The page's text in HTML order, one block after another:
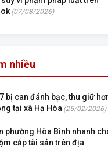
(07/08/2026)
nhiều
bị can đánh bạc, thu giữ
tại xã Hạ Hòa (25/02/2026)
phường Hòa Bình nhanh
cắp tài sản trên địa